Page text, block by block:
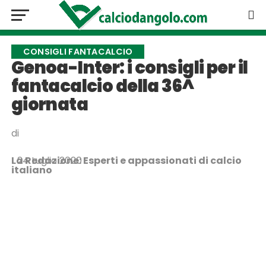
CONSIGLI FANTACALCIO
Genoa-Inter: i consigli per il
fantacalcio della 36^
giornata
di
La Redazione: Esperti e appassionati di calcio
italiano
24 Luglio 2020